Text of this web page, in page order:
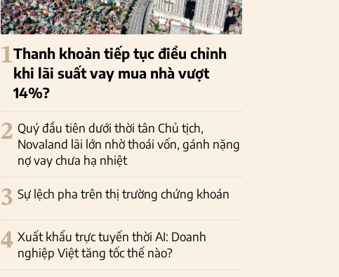
1Thanh khoản tiếp tục điều chỉnh
khi lãi suất vay mua nhà vượt
14%?
2 Quý đầu tiên dưới thời tân Chủ tịch,
Novaland lãi lớn nhờ thoái vốn, gánh nặng
nợ vay chưa hạ nhiệt
3 Sự lệch pha trên thị trường chứng khoán
4 Xuất khẩu trực tuyến thời AI: Doanh
nghiệp Việt tăng tốc thế nào?